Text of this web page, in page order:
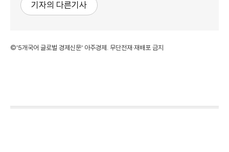
기자의 다른기사
©'5개국어 글로벌 경제신문' 아주경제. 무단전재·재배포 금지